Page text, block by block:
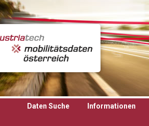
Daten Suche Informationen